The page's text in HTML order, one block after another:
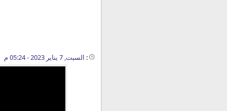
: السبت, 7 يناير 2023 - 05:24 م